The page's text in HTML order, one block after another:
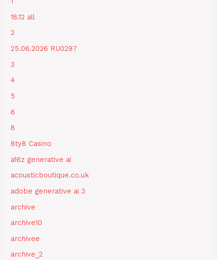
18.12 all
2
25.06.2026 RU0297
3
4
5
6
8
8ty8 Casino
a16z generative ai
acousticboutique.co.uk
adobe generative ai 3
archive
archive10
archivee
archive_2